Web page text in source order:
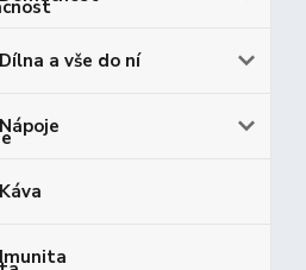
Dílna a vše do ní
Nápoje
Káva
Imunita